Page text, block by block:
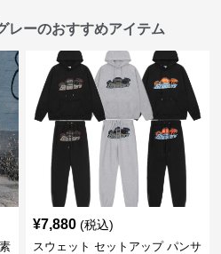
レーのおすすめアイテム
¥7,880 (税込)
スウェット セットアップ パンサ